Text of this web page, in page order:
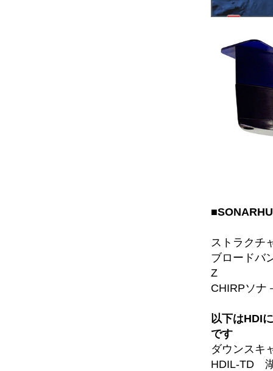
ストラクチ
ブロード
Z
CHIRPソ
以下はHDI
です
ダウンス
HDIL-TD